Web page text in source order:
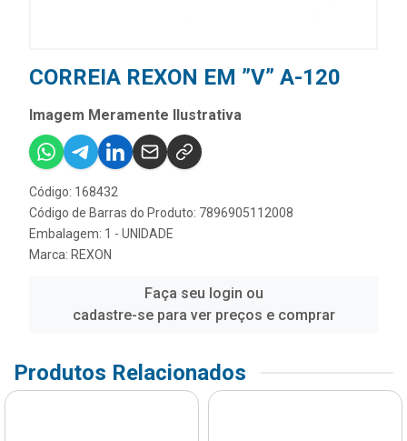
CORREIA REXON EM ”V” A-120
Imagem Meramente Ilustrativa
Código: 168432
Código de Barras do Produto: 7896905112008
Embalagem: 1 - UNIDADE
Marca: REXON
Faça seu login ou
cadastre-se para ver preços e comprar
Produtos Relacionados